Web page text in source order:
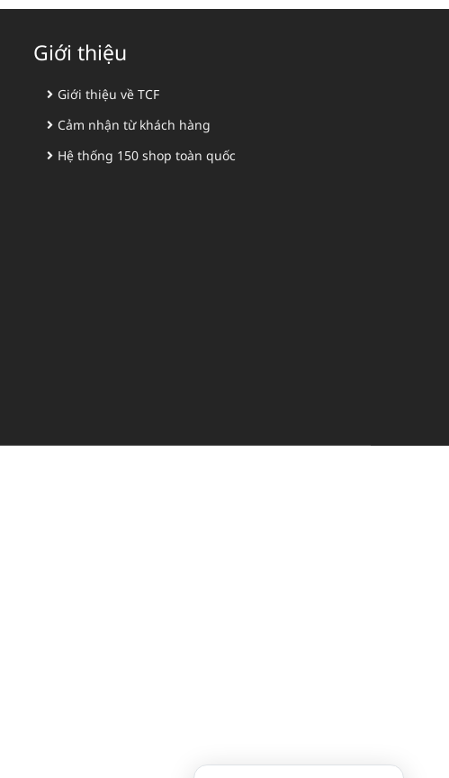
Giới thiệu
Giới thiệu về TCF
Cảm nhận từ khách hàng
Hệ thống 150 shop toàn quốc